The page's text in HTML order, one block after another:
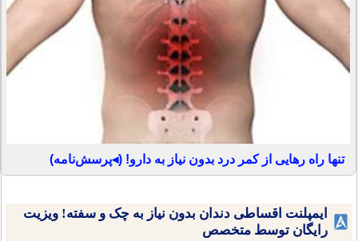
تنها راه رهایی از کمر درد بدون نیاز به دارو! (◂پرسش‌نامه)
ایمپلنت اقساطی دندان بدون نیاز به چک و سفته! ویزیت
رایگان توسط متخصص